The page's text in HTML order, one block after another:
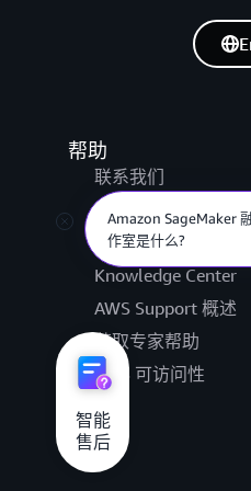
帮助
联系我们
提交支持工单
AWS re:Post
Knowledge Center
AWS Support 概述
获取专家帮助
AWS 可访问性
法律
Amazon SageMaker
作室是什么?
智能
售后